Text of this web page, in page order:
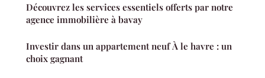
Découvrez les services essentiels offerts par notre
agence immobilière à bavay
Investir dans un appartement neuf À le havre : un
choix gagnant